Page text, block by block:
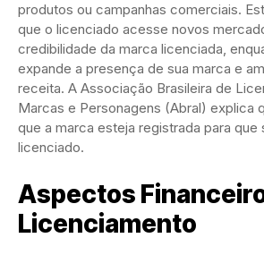
produtos ou campanhas comerciais.
que o licenciado acesse novos
credibilidade da marca licenciada,
expande a presença de sua marca e
receita. A Associação Brasileira de
Marcas e Personagens (Abral) explica
que a marca esteja registrada para que
licenciado.
Aspectos
Licenciamento